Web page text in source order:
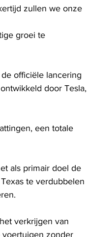
zullen we onze
groei te
officiële lancering
door Tesla,
een totale
als primair doel de
te verdubbelen
verkrijgen van
voertuigen zonder